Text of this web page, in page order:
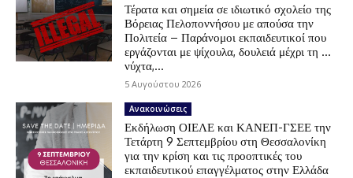
Τέρατα και σημεία σε ιδιωτικό σχολείο της
Βόρειας Πελοποννήσου με απούσα την
Πολιτεία – Παράνομοι εκπαιδευτικοί που
εργάζονται με ψίχουλα, δουλειά μέχρι τη …
νύχτα,...
5 Αυγούστου 2026
Ανακοινώσεις
Εκδήλωση ΟΙΕΛΕ και ΚΑΝΕΠ-ΓΣΕΕ την
Τετάρτη 9 Σεπτεμβρίου στη Θεσσαλονίκη
για την κρίση και τις προοπτικές του
εκπαιδευτικού επαγγέλματος στην Ελλάδα